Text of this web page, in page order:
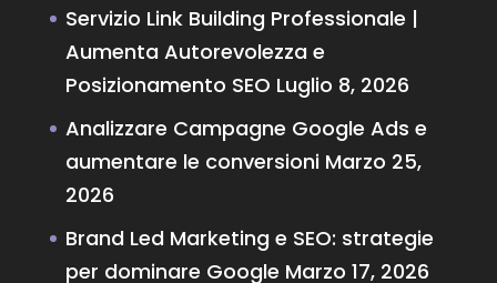
Servizio Link Building Professionale |
Aumenta Autorevolezza e
Posizionamento SEO Luglio 8, 2026
Analizzare Campagne Google Ads e
aumentare le conversioni Marzo 25,
2026
Brand Led Marketing e SEO: strategie
per dominare Google Marzo 17, 2026